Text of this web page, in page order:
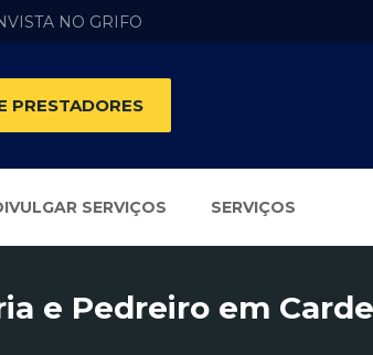
NO GRIFO
PRESTADORES
SERVIÇOS SERVIÇOS
e Pedreiro em